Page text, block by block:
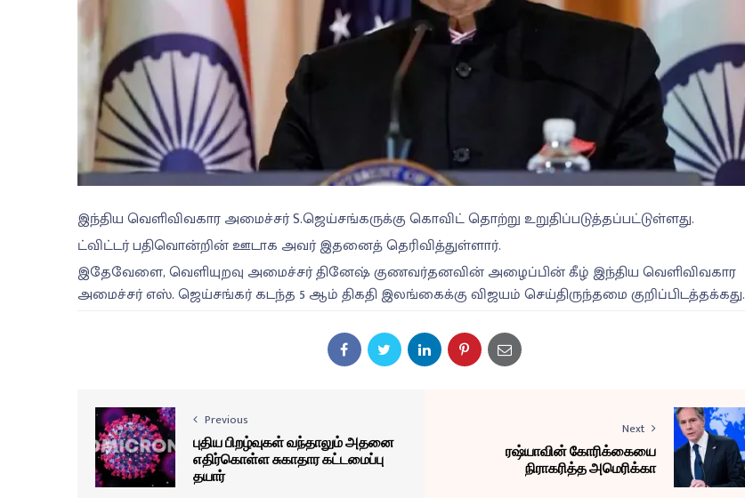
இந்திய வெளிவிவகார அமைச்சர் S.ஜெய்சங்கருக்கு கொவிட் தொற்று உறுதிப்படுத்தப்பட்டுள்ளது.
ட்விட்டர் பதிவொன்றின் ஊடாக அவர் இதனைத் தெரிவித்துள்ளார்.
இதேவேளை, வெளியுறவு அமைச்சர் தினேஷ் குணவர்தனவின் அழைப்பின் கீழ் இந்திய வெளிவிவகார
அமைச்சர் எஸ். ஜெய்சங்கர் கடந்த 5 ஆம் திகதி இலங்கைக்கு விஜயம் செய்திருந்தமை குறிப்பிடத்தக்கது.
Previous
புதிய பிறழ்வுகள் வந்தாலும் அதனை
எதிர்கொள்ள சுகாதார கட்டமைப்பு
தயார்
Next
ரஷ்யாவின் கோரிக்கையை
நிராகரித்த அமெரிக்கா